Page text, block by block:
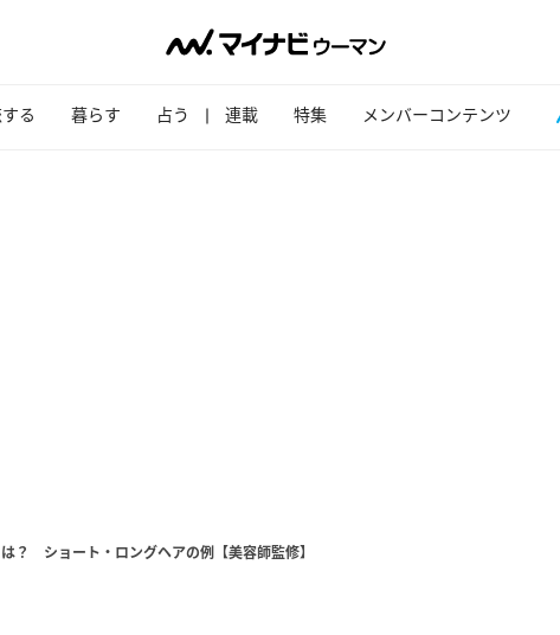
る 暮らす 占う 連載 特集 メンバーコンテンツ
？ ショート・ロングヘアの例【美容師監修】